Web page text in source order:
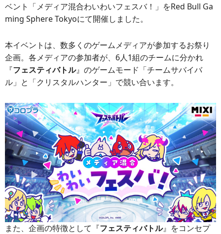
ベント「メディア混合わいわいフェスバ！」をRed Bull Ga
ming Sphere Tokyoにて開催しました。
本イベントは、数多くのゲームメディアが参加するお祭り
企画。各メディアの参加者が、6人1組のチームに分かれ
『フェスティバトル』のゲームモード「チームサバイバ
ル」と「クリスタルハンター」で競い合います。
また、企画の特徴として『フェスティバトル』をコンセプ